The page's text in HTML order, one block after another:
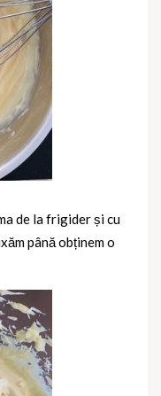
de la frigider și cu
până obținem o